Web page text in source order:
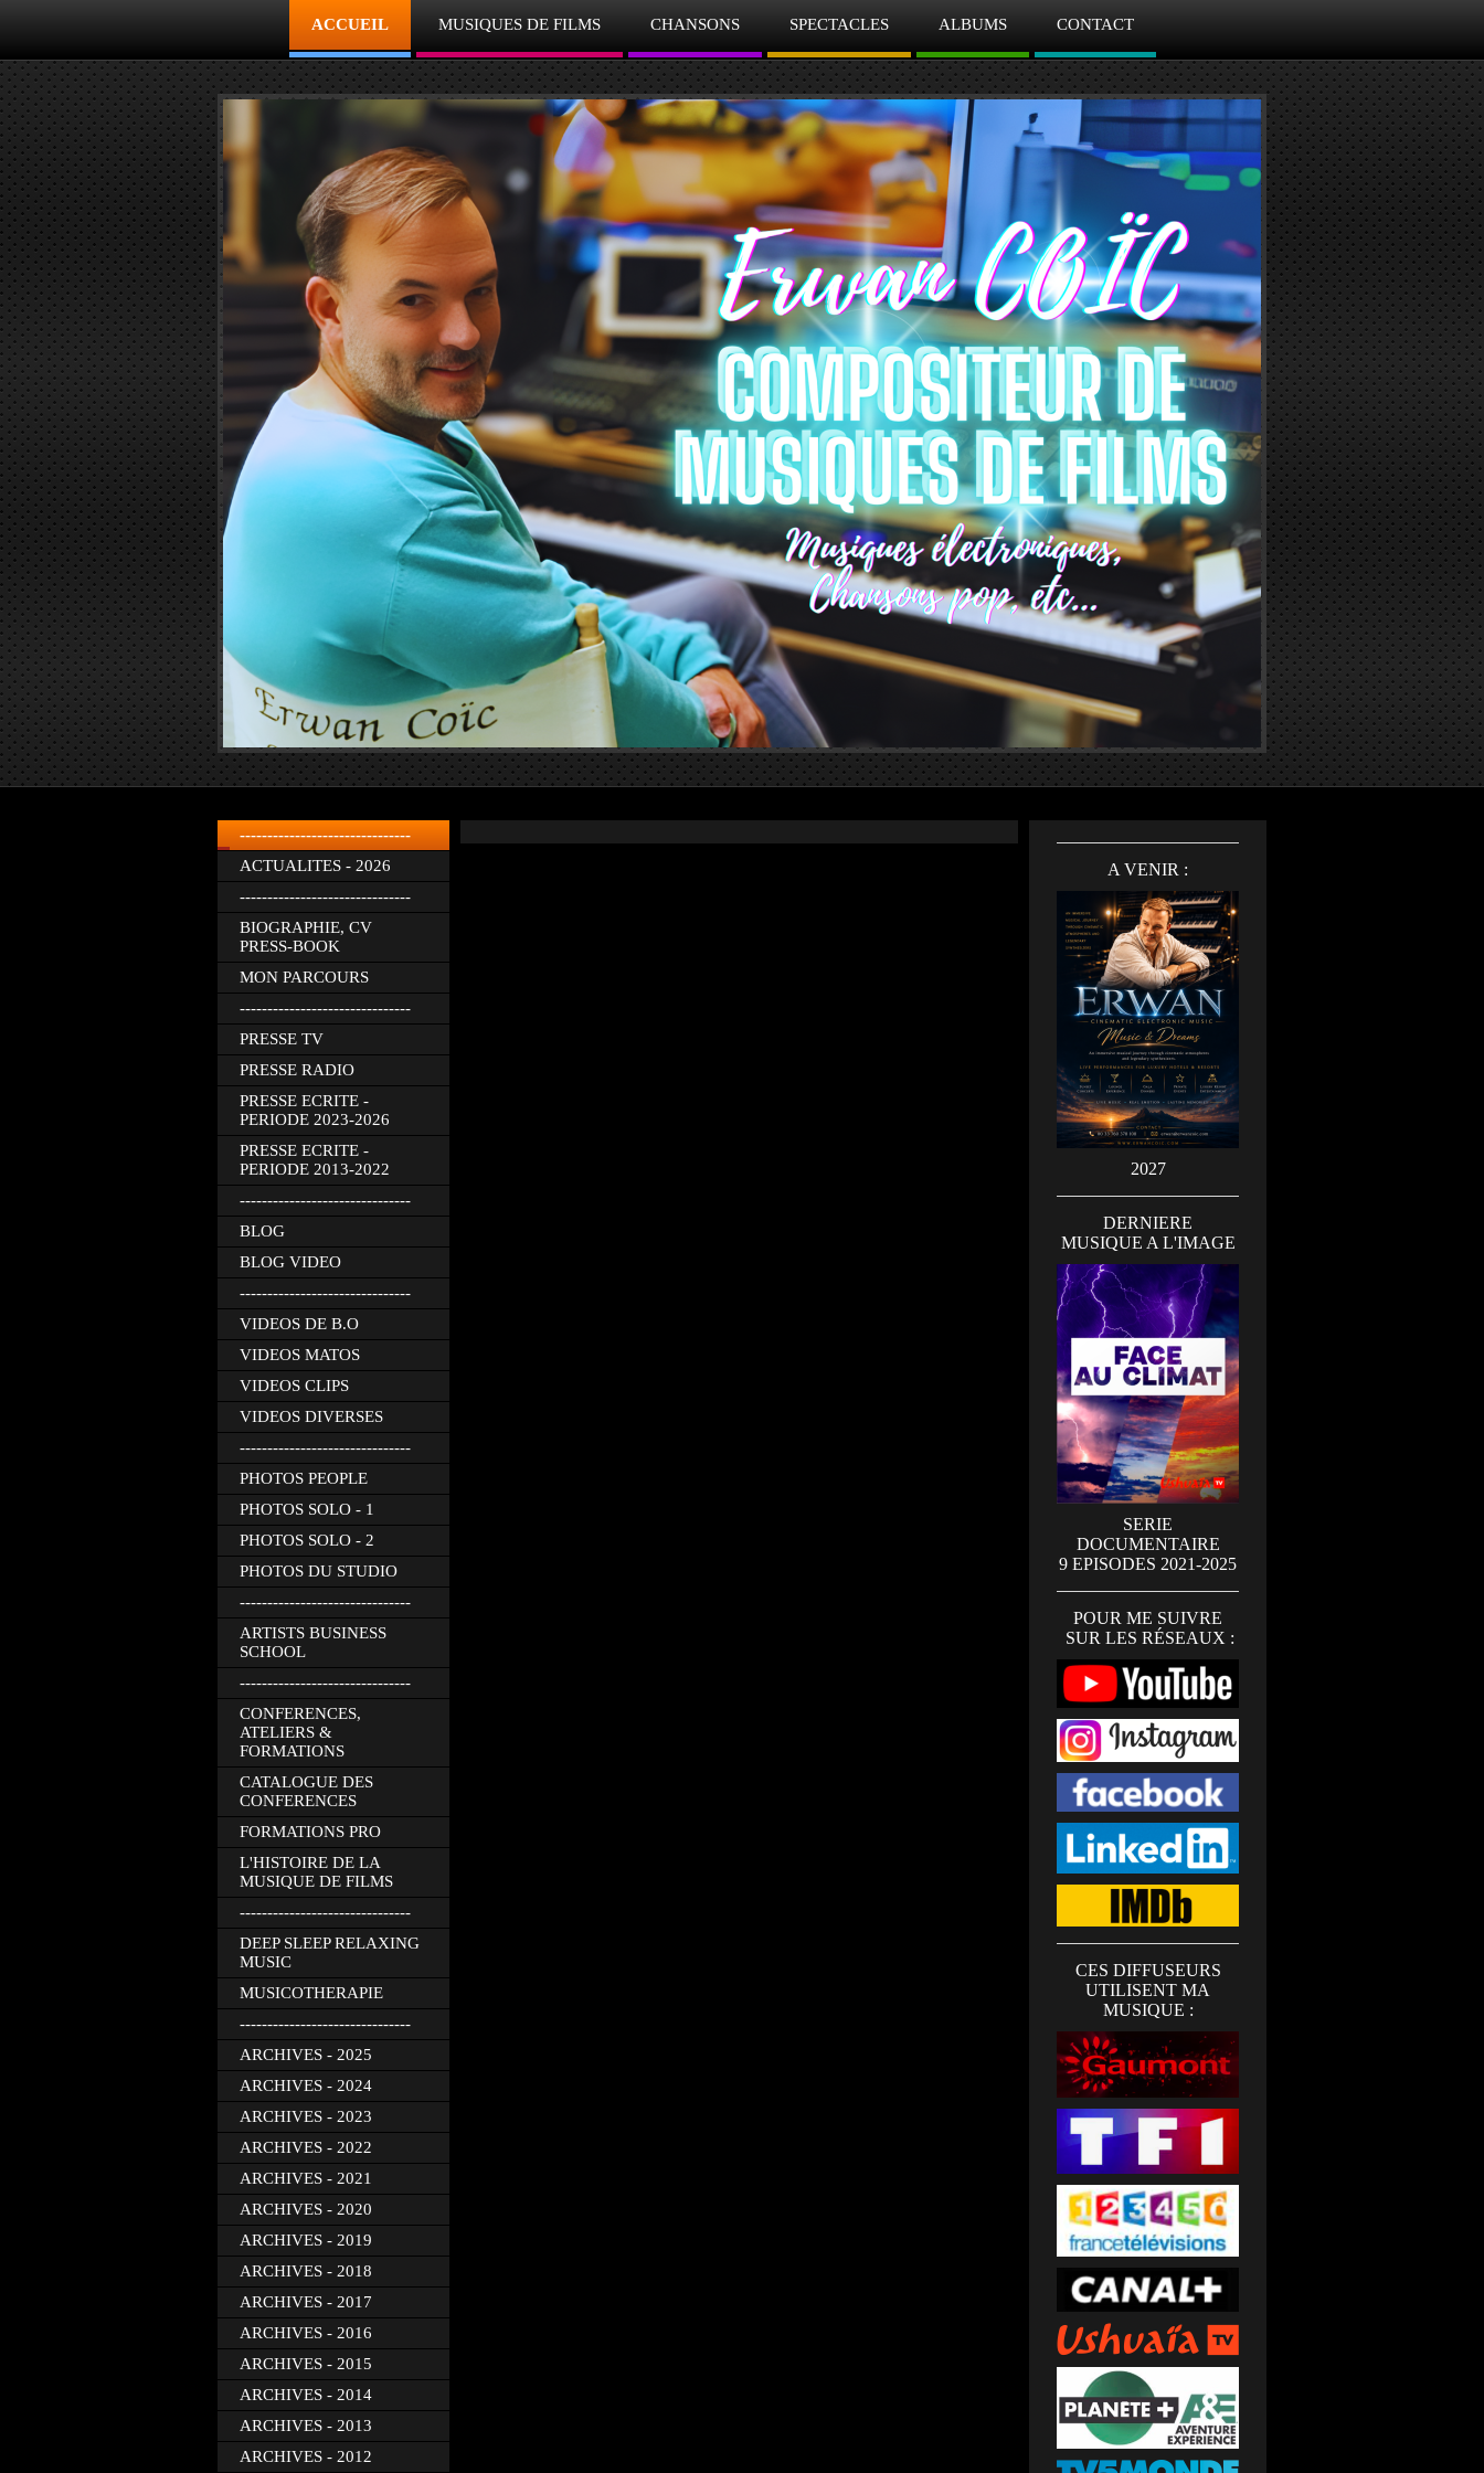
ACCUEIL MUSIQUES DE FILMS CHANSONS SPECTACLES ALBUMS CONTACT
-------------------------------
ACTUALITES - 2026
-------------------------------
BIOGRAPHIE, CV
PRESS-BOOK
MON PARCOURS
-------------------------------
PRESSE TV
PRESSE RADIO
PRESSE ECRITE -
PERIODE 2023-2026
PRESSE ECRITE -
PERIODE 2013-2022
-------------------------------
BLOG
BLOG VIDEO
-------------------------------
VIDEOS DE B.O
VIDEOS MATOS
VIDEOS CLIPS
VIDEOS DIVERSES
-------------------------------
PHOTOS PEOPLE
PHOTOS SOLO - 1
PHOTOS SOLO - 2
PHOTOS DU STUDIO
-------------------------------
ARTISTS BUSINESS
SCHOOL
-------------------------------
CONFERENCES,
ATELIERS &
FORMATIONS
CATALOGUE DES
CONFERENCES
FORMATIONS PRO
L'HISTOIRE DE LA
MUSIQUE DE FILMS
-------------------------------
DEEP SLEEP RELAXING
MUSIC
MUSICOTHERAPIE
-------------------------------
ARCHIVES - 2025
ARCHIVES - 2024
ARCHIVES - 2023
ARCHIVES - 2022
ARCHIVES - 2021
ARCHIVES - 2020
ARCHIVES - 2019
ARCHIVES - 2018
ARCHIVES - 2017
ARCHIVES - 2016
ARCHIVES - 2015
ARCHIVES - 2014
ARCHIVES - 2013
ARCHIVES - 2012
A VENIR :
2027
DERNIERE
MUSIQUE A L'IMAGE
SERIE
DOCUMENTAIRE
9 EPISODES 2021-2025
POUR ME SUIVRE
SUR LES RÉSEAUX :
CES DIFFUSEURS
UTILISENT MA
MUSIQUE :